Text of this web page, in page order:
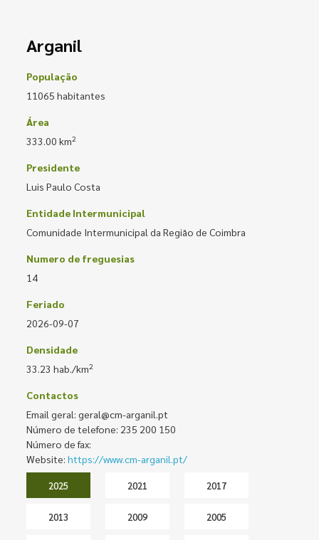
Arganil
População
11065 habitantes
Área
333.00 km2
Presidente
Luis Paulo Costa
Entidade Intermunicipal
Comunidade Intermunicipal da Região de Coimbra
Numero de freguesias
14
Feriado
2026-09-07
Densidade
33.23 hab./km2
Contactos
Email geral: geral@cm-arganil.pt
Número de telefone: 235 200 150
Número de fax:
Website:https://www.cm-arganil.pt/
2025 2021 2017
2013 2009 2005